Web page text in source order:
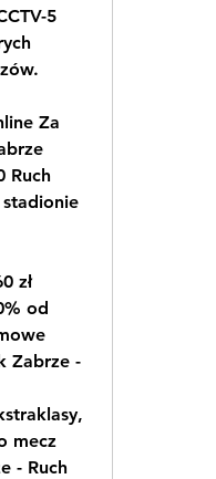
5
Za
Ruch
stadionie
zł
od
Zabrze -
mecz
- Ruch